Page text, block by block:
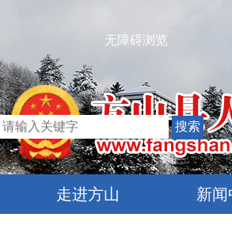
无障碍浏览
走进方山 新闻